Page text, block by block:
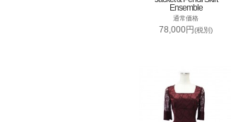
Ensemble
通常価格
78,000円(税別)